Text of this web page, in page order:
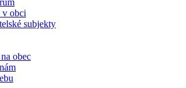
v obci
subjekty
obec